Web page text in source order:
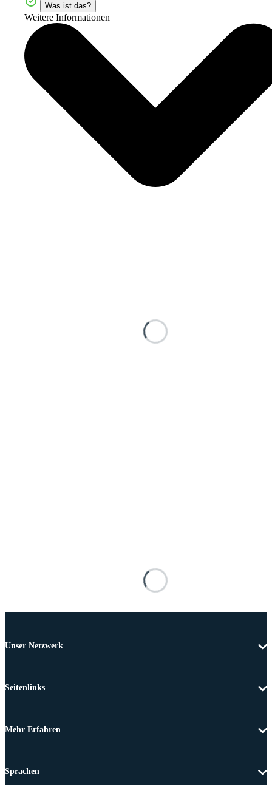
Was ist das?
Weitere Informationen
Unser Netzwerk
Seitenlinks
Mehr Erfahren
Sprachen